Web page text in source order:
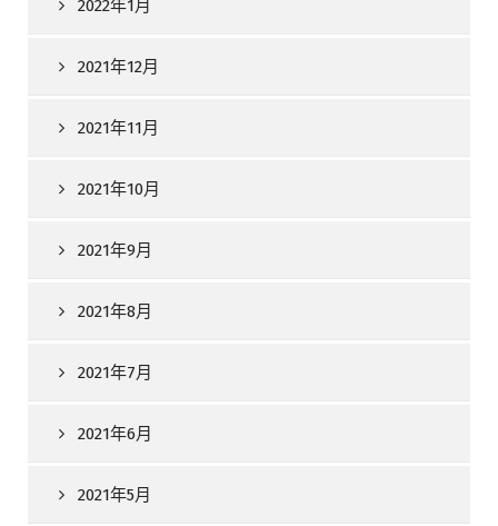
2022年1月
2021年12月
2021年11月
2021年10月
2021年9月
2021年8月
2021年7月
2021年6月
2021年5月